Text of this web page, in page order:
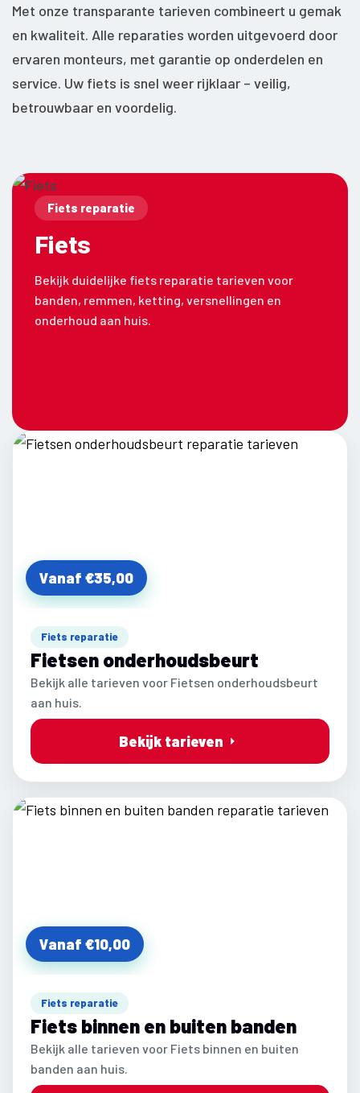
Met onze transparante tarieven combineert u gemak
en kwaliteit. Alle reparaties worden uitgevoerd door
ervaren monteurs, met garantie op onderdelen en
service. Uw fiets is snel weer rijklaar – veilig,
betrouwbaar en voordelig.
Fiets reparatie
Fiets
Bekijk duidelijke fiets reparatie tarieven voor
banden, remmen, ketting, versnellingen en
onderhoud aan huis.
Vanaf €35,00
Fiets reparatie
Fietsen onderhoudsbeurt
Bekijk alle tarieven voor Fietsen onderhoudsbeurt
aan huis.
Bekijk tarieven
Vanaf €10,00
Fiets reparatie
Fiets binnen en buiten banden
Bekijk alle tarieven voor Fiets binnen en buiten
banden aan huis.